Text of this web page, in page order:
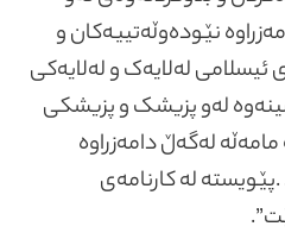
نێودەوڵەتییەکان و
لەلایەک و لەلایەکی
لەو پزیشک و پزیشکی
لەگەڵ دامەزراوە
لە کارنامەی